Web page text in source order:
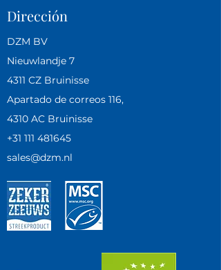
Dirección
DZM BV
Nieuwlandje 7
4311 CZ Bruinisse
Apartado de correos 116,
4310 AC Bruinisse
+31 111 481645
sales@dzm.nl